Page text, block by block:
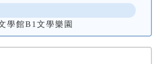
學館B1文學樂園